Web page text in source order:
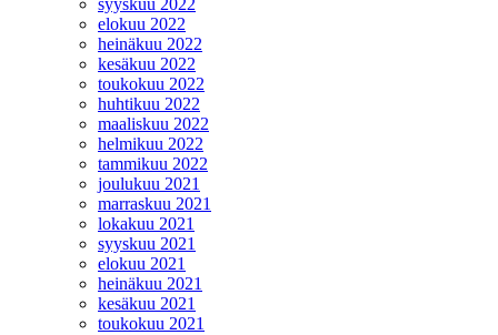
syyskuu 2022
elokuu 2022
heinäkuu 2022
kesäkuu 2022
toukokuu 2022
huhtikuu 2022
maaliskuu 2022
helmikuu 2022
tammikuu 2022
joulukuu 2021
marraskuu 2021
lokakuu 2021
syyskuu 2021
elokuu 2021
heinäkuu 2021
kesäkuu 2021
toukokuu 2021